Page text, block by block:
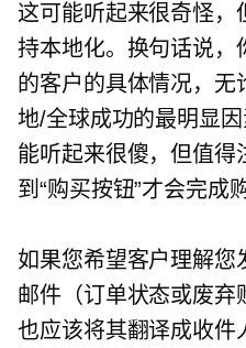
这可能听起来很奇怪，
持本地化。换句话说，
的客户的具体情况，无
地/全球成功的最明显
能听起来很傻，但值得
到“购买按钮”才会完成
如果您希望客户理解您
邮件（订单状态或废弃
也应该将其翻译成收件